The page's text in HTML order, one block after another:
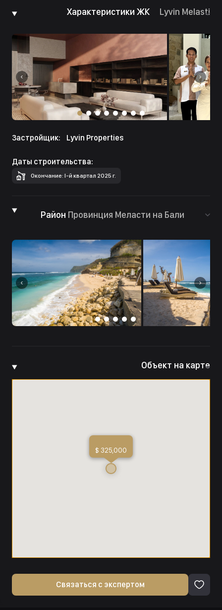
Характеристики ЖК Lyvin Melasti
Застройщик: Lyvin Properties
Даты строительства:
Окончание: I-й квартал 2025 г.
Район Провинция Меласти на Бали
Объект на карте
$ 325,000
Связаться с экспертом